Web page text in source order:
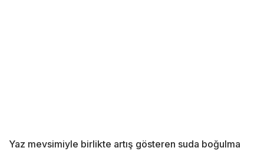
Yaz mevsimiyle birlikte artış gösteren suda boğulma